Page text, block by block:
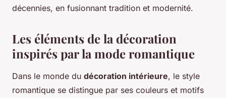
décennies, en fusionnant tradition et modernité.
Les éléments de la décoration
inspirés par la mode romantique
Dans le monde du décoration intérieure, le style
romantique se distingue par ses couleurs et motifs